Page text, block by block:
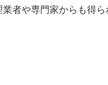
者や専門家からも得ら